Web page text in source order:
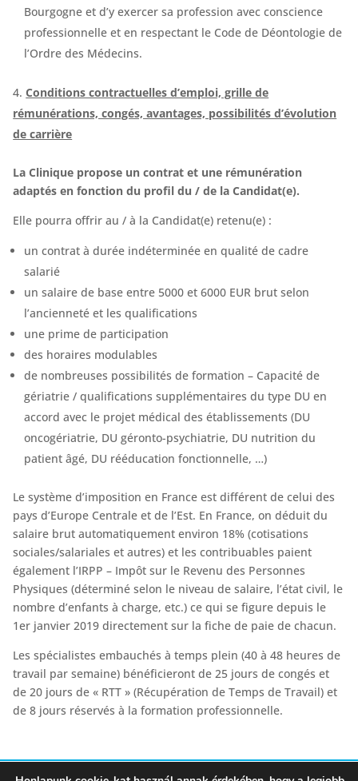
Bourgogne et d’y exercer sa profession avec conscience
professionnelle et en respectant le Code de Déontologie de
l’Ordre des Médecins.
Conditions contractuelles d’emploi, grille de
rémunérations, congés, avantages, possibilités d’évolution
de carrière
La Clinique propose un contrat et une rémunération
adaptés en fonction du profil du / de la Candidat(e).
Elle pourra offrir au / à la Candidat(e) retenu(e) :
un contrat à durée indéterminée en qualité de cadre
salarié
un salaire de base entre 5000 et 6000 EUR brut selon
l’ancienneté et les qualifications
une prime de participation
des horaires modulables
de nombreuses possibilités de formation – Capacité de
gériatrie / qualifications supplémentaires du type DU en
accord avec le projet médical des établissements (DU
oncogériatrie, DU géronto-psychiatrie, DU nutrition du
patient âgé, DU rééducation fonctionnelle, …)
Le système d’imposition en France est différent de celui des
pays d’Europe Centrale et de l’Est. En France, on déduit du
salaire brut automatiquement environ 18% (cotisations
sociales/salariales et autres) et les contribuables paient
également l’IRPP – Impôt sur le Revenu des Personnes
Physiques (déterminé selon le niveau de salaire, l’état civil, le
nombre d’enfants à charge, etc.) ce qui se figure depuis le
1er janvier 2019 directement sur la fiche de paie de chacun.
Les spécialistes embauchés à temps plein (40 à 48 heures de
travail par semaine) bénéficieront de 25 jours de congés et
de 20 jours de « RTT » (Récupération de Temps de Travail) et
de 8 jours réservés à la formation professionnelle.